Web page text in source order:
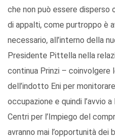
che non può essere disperso
di appalti, come purtroppo è
necessario, all’interno della
Presidente Pittella nella
continua Prinzi – coinvolgere
dell’indotto Eni per
occupazione e quindi l’avvio
Centri per l’Impiego del
avranno mai l’opportunità